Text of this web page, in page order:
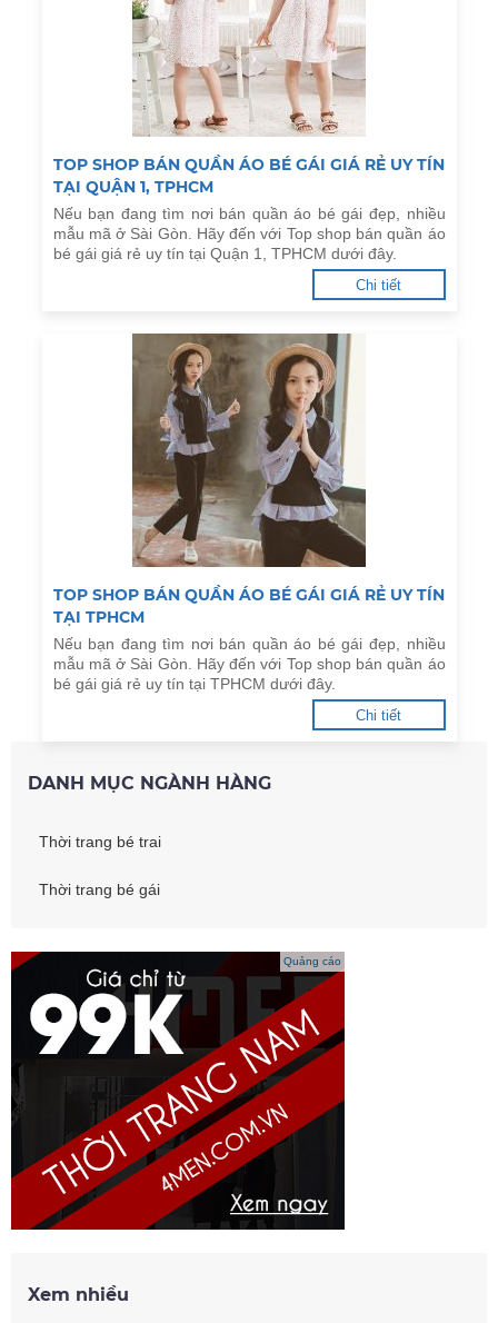
TOP SHOP BÁN QUẦN ÁO BÉ GÁI GIÁ RẺ UY TÍN
TẠI QUẬN 1, TPHCM
Nếu bạn đang tìm nơi bán quần áo bé gái đẹp, nhiều
mẫu mã ở Sài Gòn. Hãy đến với Top shop bán quần áo
bé gái giá rẻ uy tín tại Quận 1, TPHCM dưới đây.
Chi tiết
TOP SHOP BÁN QUẦN ÁO BÉ GÁI GIÁ RẺ UY TÍN
TẠI TPHCM
Nếu bạn đang tìm nơi bán quần áo bé gái đẹp, nhiều
mẫu mã ở Sài Gòn. Hãy đến với Top shop bán quần áo
bé gái giá rẻ uy tín tại TPHCM dưới đây.
Chi tiết
DANH MỤC NGÀNH HÀNG
Thời trang bé trai
Thời trang bé gái
Quảng cáo
Xem nhiều